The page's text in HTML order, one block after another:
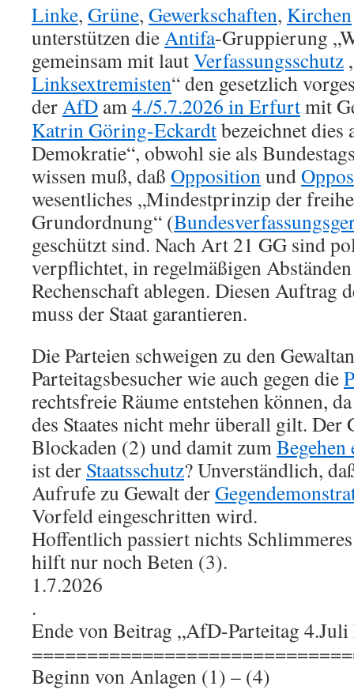
Linke, Grüne, Gewerkschaften, Kirchen
unterstützen dieAntifa-Gruppierung
gemeinsam mit lautVerfassungsschutz
Linksextremisten“ den gesetzlich
derAfD am4./5.7.2026 in Erfurtmit
Katrin Göring-Eckardtbezeichnet dies
Demokratie“, obwohl sie als
wissen muß, daß Oppositionund
wesentliches „Mindestprinzip der
Grundordnung“ (
geschützt sind. Nach Art 21 GG sind
verpflichtet, in regelmäßigen
Rechenschaft ablegen. Diesen Auftrag
muss der Staat garantieren.
Die Parteien schweigen zu den
Parteitagsbesucher wie auch gegen die
rechtsfreie Räume entstehen können,
des Staates nicht mehr überall gilt.
Blockaden (2) und damit zum
ist der Staatsschutz? Unverständlich,
Aufrufe zu Gewalt der
Vorfeld eingeschritten wird.
Hoffentlich passiert nichts
hilft nur noch Beten (3).
1.7.2026
.
Ende von Beitrag „AfD-Parteitag
Beginn von Anlagen (1) – (4)